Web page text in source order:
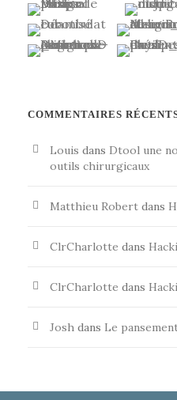
COMMENTAIRES
Louis dans Dtool une
outils chirurgicaux
Matthieu Robert dans
ClrCharlotte dans
ClrCharlotte dans
Josh dans Le